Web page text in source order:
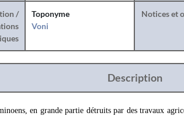
/
Toponyme
Voni
Notices et
Description
en grande partie détruits par des travaux